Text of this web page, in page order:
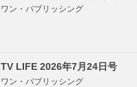
ワン・パブリッシング
TV LIFE 2026年7月24日号
ワン・パブリッシング